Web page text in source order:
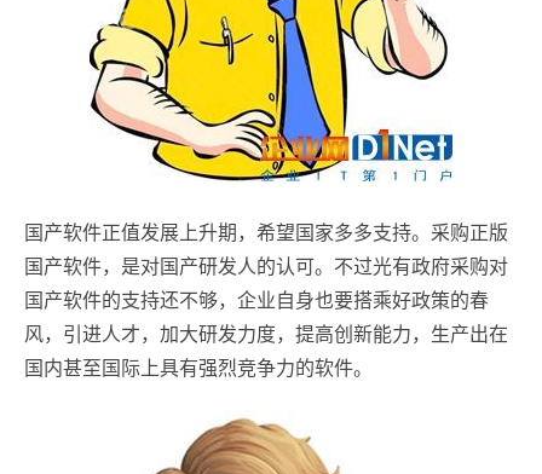
国产软件正值发展上升期，希望国家多多支持。采购正版
国产软件，是对国产研发人的认可。不过光有政府采购对
国产软件的支持还不够，企业自身也要搭乘好政策的春
风，引进人才，加大研发力度，提高创新能力，生产出在
国内甚至国际上具有强烈竞争力的软件。